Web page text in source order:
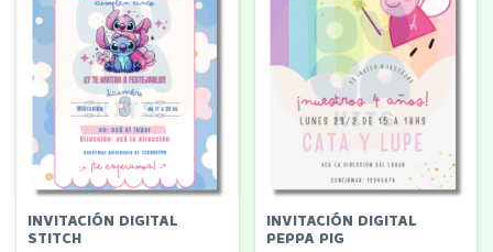
INVITACIÓN DIGITAL
STITCH
INVITACIÓN DIGITAL
PEPPA PIG